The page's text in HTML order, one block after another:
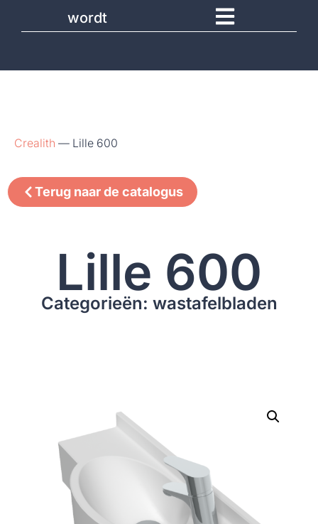
wordt
Crealith — Lille 600
Terug naar de catalogus
Lille 600
Categorieën: wastafelbladen